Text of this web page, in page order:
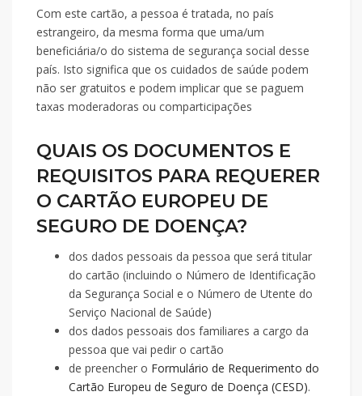
Com este cartão, a pessoa é tratada, no país
estrangeiro, da mesma forma que uma/um
beneficiária/o do sistema de segurança social desse
país. Isto significa que os cuidados de saúde podem
não ser gratuitos e podem implicar que se paguem
taxas moderadoras ou comparticipações
QUAIS OS DOCUMENTOS E
REQUISITOS PARA REQUERER
O CARTÃO EUROPEU DE
SEGURO DE DOENÇA?
dos dados pessoais da pessoa que será titular
do cartão (incluindo o Número de Identificação
da Segurança Social e o Número de Utente do
Serviço Nacional de Saúde)
dos dados pessoais dos familiares a cargo da
pessoa que vai pedir o cartão
de preencher o Formulário de Requerimento do
Cartão Europeu de Seguro de Doença (CESD).